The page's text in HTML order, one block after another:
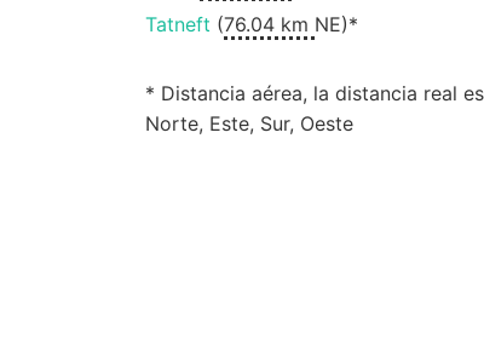
Tatneft (76.04 km NE)*
* Distancia aérea, la distancia real
Norte, Este, Sur, Oeste